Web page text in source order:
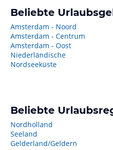
Beliebte
Amsterdam - Noord
Amsterdam - Centrum
Amsterdam - Oost
Niederländische
Nordseeküste
Beliebte
Nordholland
Seeland
Gelderland/Geldern